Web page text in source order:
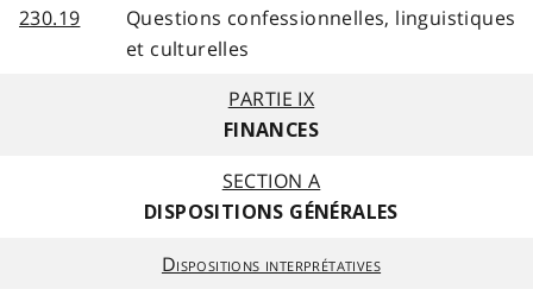
230.19
Questions confessionnelles, linguistiques
et culturelles
PARTIE IX
FINANCES
SECTION A
DISPOSITIONS GÉNÉRALES
Dispositions interprétatives